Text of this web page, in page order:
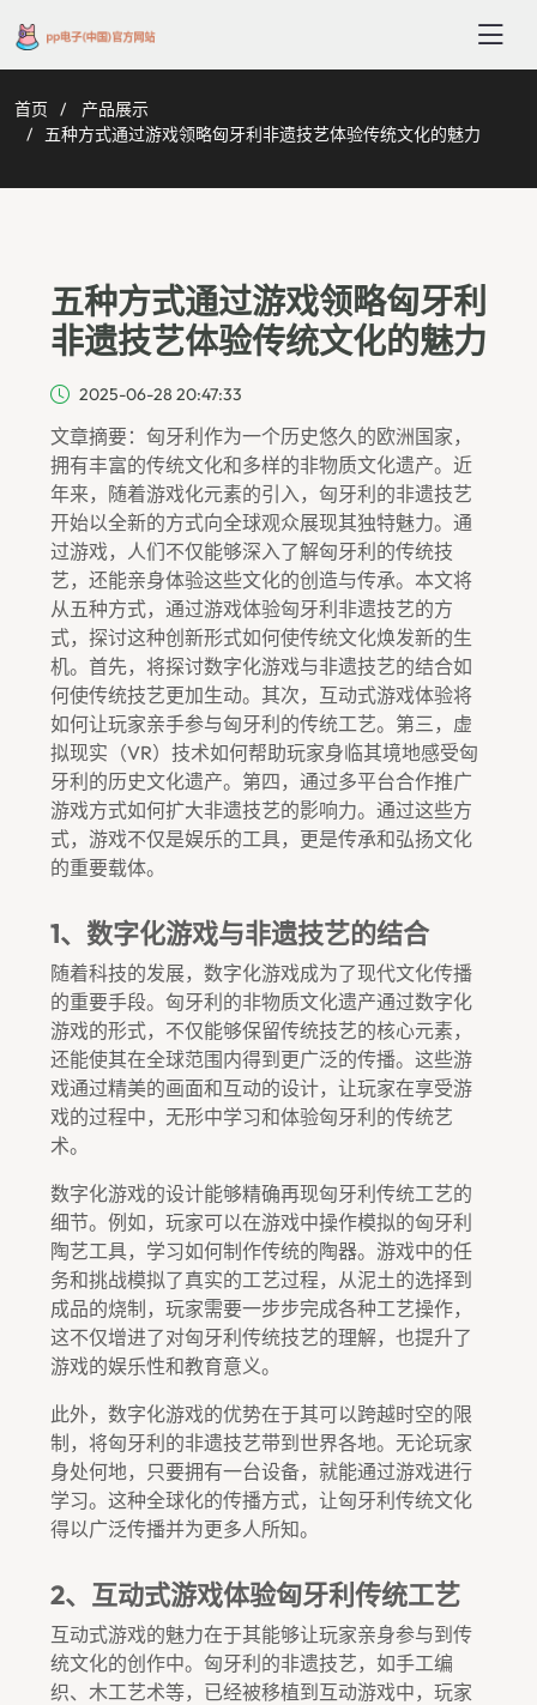
首页
产品展示
五种方式通过游戏领略匈牙利非遗技艺体验传统文化的魅力
五种方式通过游戏领略匈牙利
非遗技艺体验传统文化的魅力
2025-06-28 20:47:33
文章摘要：匈牙利作为一个历史悠久的欧洲国家，
拥有丰富的传统文化和多样的非物质文化遗产。近
年来，随着游戏化元素的引入，匈牙利的非遗技艺
开始以全新的方式向全球观众展现其独特魅力。通
过游戏，人们不仅能够深入了解匈牙利的传统技
艺，还能亲身体验这些文化的创造与传承。本文将
从五种方式，通过游戏体验匈牙利非遗技艺的方
式，探讨这种创新形式如何使传统文化焕发新的生
机。首先，将探讨数字化游戏与非遗技艺的结合如
何使传统技艺更加生动。其次，互动式游戏体验将
如何让玩家亲手参与匈牙利的传统工艺。第三，虚
拟现实（VR）技术如何帮助玩家身临其境地感受匈
牙利的历史文化遗产。第四，通过多平台合作推广
游戏方式如何扩大非遗技艺的影响力。通过这些方
式，游戏不仅是娱乐的工具，更是传承和弘扬文化
的重要载体。
1、数字化游戏与非遗技艺的结合
随着科技的发展，数字化游戏成为了现代文化传播
的重要手段。匈牙利的非物质文化遗产通过数字化
游戏的形式，不仅能够保留传统技艺的核心元素，
还能使其在全球范围内得到更广泛的传播。这些游
戏通过精美的画面和互动的设计，让玩家在享受游
戏的过程中，无形中学习和体验匈牙利的传统艺
术。
数字化游戏的设计能够精确再现匈牙利传统工艺的
细节。例如，玩家可以在游戏中操作模拟的匈牙利
陶艺工具，学习如何制作传统的陶器。游戏中的任
务和挑战模拟了真实的工艺过程，从泥土的选择到
成品的烧制，玩家需要一步步完成各种工艺操作，
这不仅增进了对匈牙利传统技艺的理解，也提升了
游戏的娱乐性和教育意义。
此外，数字化游戏的优势在于其可以跨越时空的限
制，将匈牙利的非遗技艺带到世界各地。无论玩家
身处何地，只要拥有一台设备，就能通过游戏进行
学习。这种全球化的传播方式，让匈牙利传统文化
得以广泛传播并为更多人所知。
2、互动式游戏体验匈牙利传统工艺
互动式游戏的魅力在于其能够让玩家亲身参与到传
统文化的创作中。匈牙利的非遗技艺，如手工编
织、木工艺术等，已经被移植到互动游戏中，玩家